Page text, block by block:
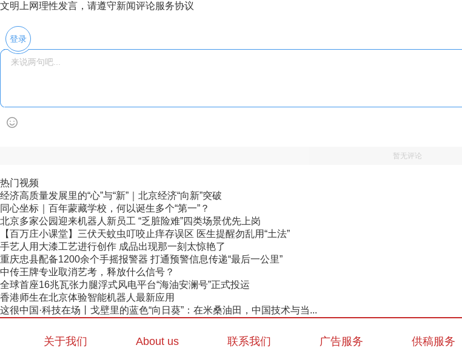
文明上网理性发言，请遵守新闻评论服务协议
登录
暂无评论
热门视频
经济高质量发展里的“心”与“新”｜北京经济“向新”突破
同心坐标｜百年蒙藏学校，何以诞生多个“第一”？
北京多家公园迎来机器人新员工 “乏脏险难”四类场景优先上岗
【百万庄小课堂】三伏天蚊虫叮咬止痒存误区 医生提醒勿乱用“土法”
手艺人用大漆工艺进行创作 成品出现那一刻太惊艳了
重庆忠县配备1200余个手摇报警器 打通预警信息传递“最后一公里”
中传王牌专业取消艺考，释放什么信号？
全球首座16兆瓦张力腿浮式风电平台“海油安澜号”正式投运
香港师生在北京体验智能机器人最新应用
这很中国·科技在场丨戈壁里的蓝色“向日葵”：在米桑油田，中国技术与当...
关于我们 About us 联系我们 广告服务 供稿服务